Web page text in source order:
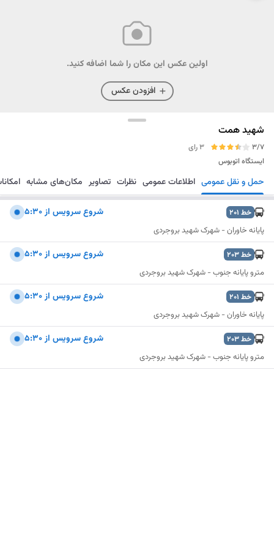
اولین عکس این مکان را شما اضافه کنید.
افزودن عکس
شهید همت
3/7
3 رای
ایستگاه اتوبوس
مسیریابی ذخیره ارسال حمل و نقل عمومی اطلاعات عمومی نظرات تصاویر مکان‌های مشابه
خط 201 شروع سرويس از 5:30
پایانه خاوران - شهرک شهید بروجردی
خط203 شروع سرويس از 5:30
مترو پایانه جنوب - شهرک شهید بروجردی
خط 201 شروع سرويس از 5:30
پایانه خاوران - شهرک شهید بروجردی
خط203 شروع سرويس از 5:30
مترو پایانه جنوب - شهرک شهید بروجردی